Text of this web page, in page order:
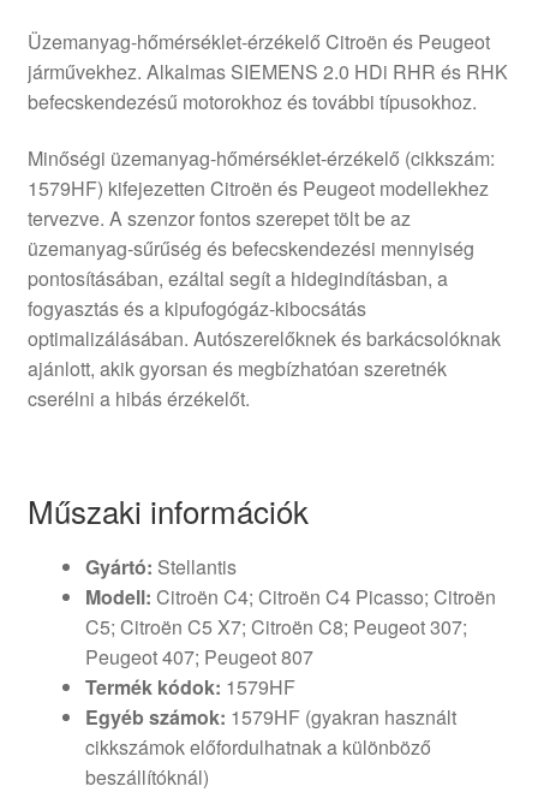
Üzemanyag-hőmérséklet-érzékelő Citroën és Peugeot
járművekhez. Alkalmas SIEMENS 2.0 HDi RHR és RHK
befecskendezésű motorokhoz és további típusokhoz.
Minőségi üzemanyag-hőmérséklet-érzékelő (cikkszám:
1579HF) kifejezetten Citroën és Peugeot modellekhez
tervezve. A szenzor fontos szerepet tölt be az
üzemanyag-sűrűség és befecskendezési mennyiség
pontosításában, ezáltal segít a hidegindításban, a
fogyasztás és a kipufogógáz-kibocsátás
optimalizálásában. Autószerelőknek és barkácsolóknak
ajánlott, akik gyorsan és megbízhatóan szeretnék
cserélni a hibás érzékelőt.
Műszaki információk
Gyártó: Stellantis
Modell: Citroën C4; Citroën C4 Picasso; Citroën
C5; Citroën C5 X7; Citroën C8; Peugeot 307;
Peugeot 407; Peugeot 807
Termék kódok: 1579HF
Egyéb számok: 1579HF (gyakran használt
cikkszámok előfordulhatnak a különböző
beszállítóknál)